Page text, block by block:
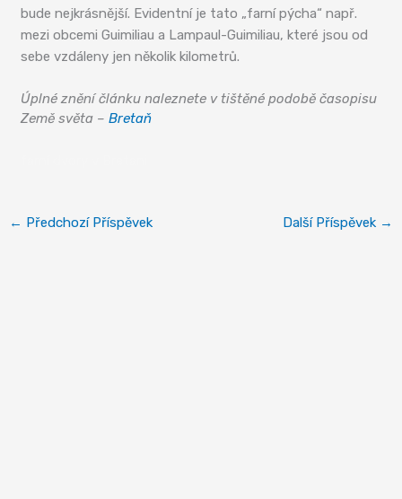
bude nejkrásnější. Evidentní je tato „farní pýcha“ např.
mezi obcemi Guimiliau a Lampaul-Guimiliau, které jsou od
sebe vzdáleny jen několik kilometrů.
Úplné znění článku naleznete v tištěné podobě časopisu
Země světa –Bretaň
← Předchozí Příspěvek Další Příspěvek →